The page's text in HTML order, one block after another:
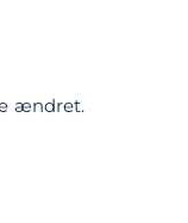
ændret.